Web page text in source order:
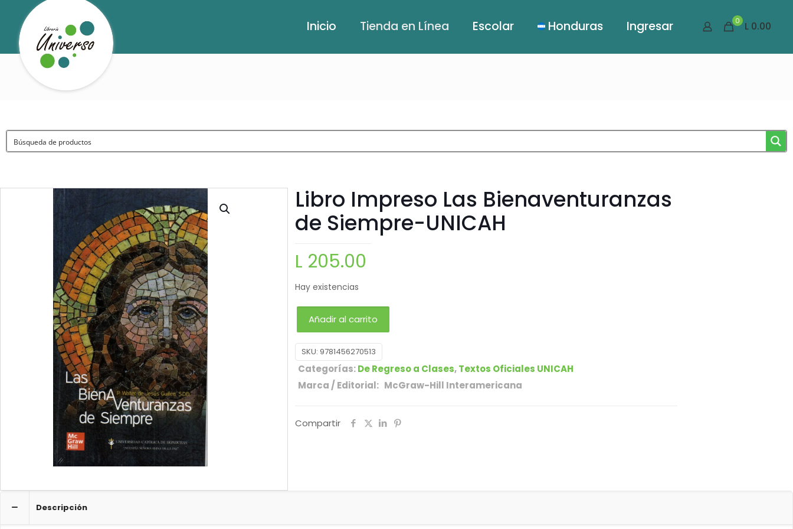
Inicio Tienda en Línea Escolar Honduras Ingresar 0 L 0.00
Libro Impreso Las Bienaventuranzas
de Siempre-UNICAH
L 205.00
Hay existencias
Añadir al carrito
SKU: 9781456270513
Categorías:De Regreso a Clases,Textos Oficiales UNICAH
Marca / Editorial: McGraw-Hill Interamericana
Compartir
Descripción